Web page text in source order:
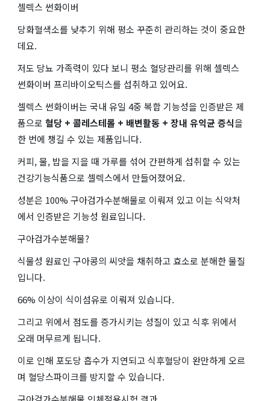
셀렉스 썬화이버
당화혈색소를 낮추기 위해 평소 꾸준히 관리하는 것이 중요한
데요.
저도 당뇨 가족력이 있다 보니 평소 혈당관리를 위해 셀렉스
썬화이버 프리바이오틱스를 섭취하고 있어요.
셀렉스 썬화이버는 국내 유일 4중 복합 기능성을 인증받은 제
품으로 혈당 + 콜레스테롤 + 배변활동 + 장내 유익균 증식을
한 번에 챙길 수 있는 제품입니다.
커피, 물, 밥을 지을 때 가루를 섞어 간편하게 섭취할 수 있는
건강기능식품으로 셀렉스에서 만들어졌어요.
성분은 100% 구아검가수분해물로 이뤄져 있고 이는 식약처
에서 인증받은 기능성 원료입니다.
구아검가수분해물?
식물성 원료인 구아콩의 씨앗을 채취하고 효소로 분해한 물질
입니다.
66% 이상이 식이섬유로 이뤄져 있습니다.
그리고 위에서 점도를 증가시키는 성질이 있고 식후 위에서
오래 머무르게 됩니다.
이로 인해 포도당 흡수가 지연되고 식후혈당이 완만하게 오르
며 혈당스파이크를 방지할 수 있습니다.